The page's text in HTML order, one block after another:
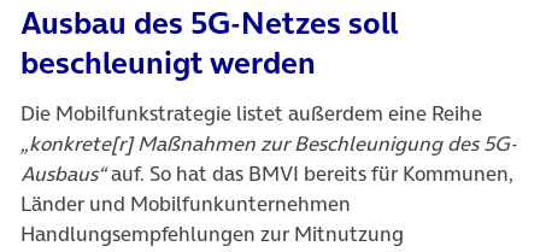
Ausbau des 5G-Netzes soll
beschleunigt werden
Die Mobilfunkstrategie listet außerdem eine Reihe
„konkrete[r] Maßnahmen zur Beschleunigung des 5G-
Ausbaus“auf. So hat das BMVI bereits für Kommunen,
Länder und Mobilfunkunternehmen
Handlungsempfehlungen zur Mitnutzung